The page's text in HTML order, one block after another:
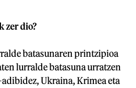
zer dio?
batasunaren printzipioa
lurralde batasuna urratzen
Ukraina, Krimea eta